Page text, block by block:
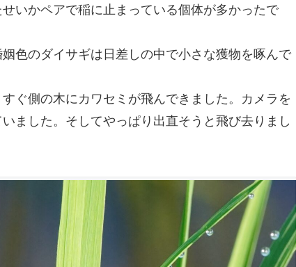
いかペアで稲に止まっている個体が多かったで
色のダイサギは日差しの中で小さな獲物を啄んで
ぐ側の木にカワセミが飛んできました。カメラを
ました。そしてやっぱり出直そうと飛び去りまし